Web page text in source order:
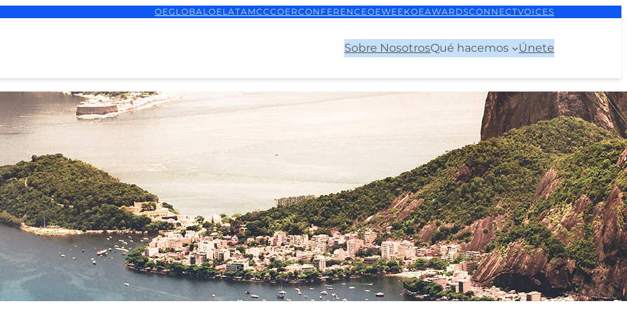
OEGLOBALOELATAMCCCOERCONFERENCEOEWEEKOEAWARDSCONNECTVOICES
Sobre NosotrosQué hacemos Únete